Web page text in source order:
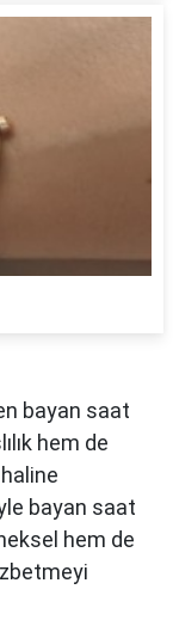
bayan saat
hem de
bayan saat
hem de